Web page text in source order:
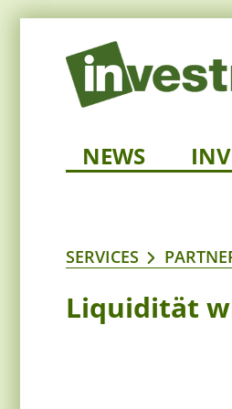
NEWS
SERVICES
Liquidität